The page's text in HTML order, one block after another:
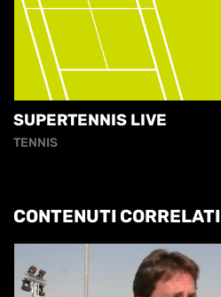
SUPERTENNIS LIVE
TENNIS
CONTENUTI CORRELATI